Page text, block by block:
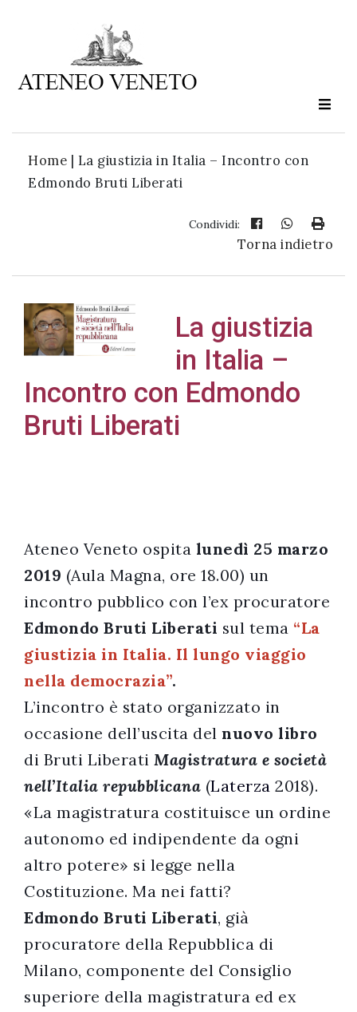
Home | La giustizia in Italia – Incontro con
Edmondo Bruti Liberati
Condividi:
Torna indietro
La giustizia
in Italia –
Incontro con Edmondo
Bruti Liberati
Ateneo Veneto ospita lunedì 25 marzo
2019 (Aula Magna, ore 18.00) un
incontro pubblico con l’ex procuratore
Edmondo Bruti Liberati sul tema “La
giustizia in Italia. Il lungo viaggio
nella democrazia”.
L’incontro è stato organizzato in
occasione dell’uscita del nuovo libro
di Bruti Liberati Magistratura e società
nell’Italia repubblicana (Laterza 2018).
«La magistratura costituisce un ordine
autonomo ed indipendente da ogni
altro potere» si legge nella
Costituzione. Ma nei fatti?
Edmondo Bruti Liberati, già
procuratore della Repubblica di
Milano, componente del Consiglio
superiore della magistratura ed ex
Ateneo
è
cultura
con il
decreto
legislativo
196/03
avvenuta con
successo!